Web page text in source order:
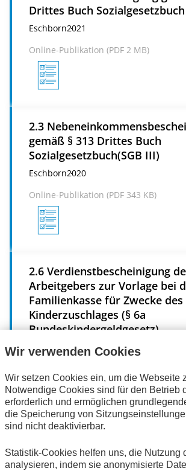
Drittes Buch Sozialgesetzbuch
Eschborn2021
Online-Publikation (PDF 2 MB)
2.3
gemäß § 313 Drittes Buch
Sozialgesetzbuch(SGB III)
Eschborn2020
Online-Publikation (PDF 343 KB)
2.6 Verdienstbescheinigung
Arbeitgebers zur Vorlage bei
Familienkasse für Zwecke des
Kinderzuschlages (§ 6a
Bundeskindergeldgesetz)
Echborn2020
3.10 unbesetzt
Eschborn2020
Wir verwenden Cookies
Wir setzen Cookies ein, um die Webseite
Notwendige Cookies sind für den Betrieb
erforderlich und ermöglichen
die Speicherung von
sind nicht deaktivierbar.
Statistik-Cookies helfen uns, die Nutzung
analysieren, indem sie anonymisierte